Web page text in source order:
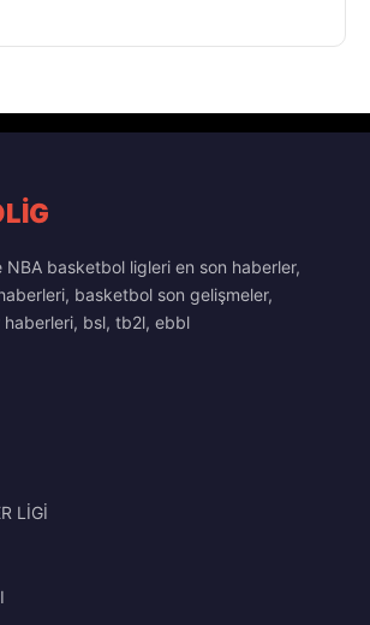
basketbol ligleri en son haberler,
basketbol son gelişmeler,
bsl, tb2l, ebbl
LİGİ